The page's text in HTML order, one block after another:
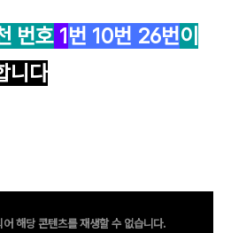
번호 1번 10번 26번이
니다
해당 콘텐츠를 재생할 수 없습니다.